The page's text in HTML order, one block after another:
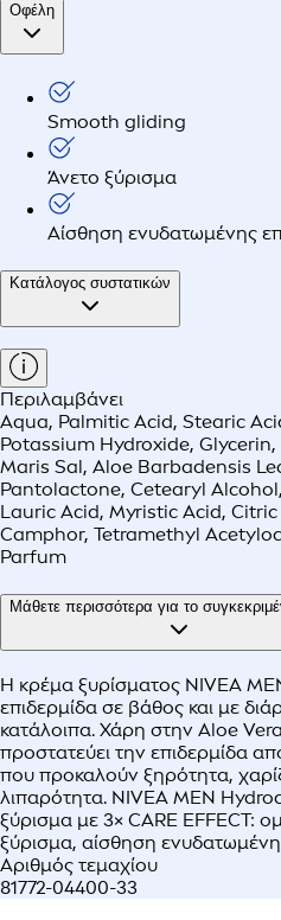
Οφέλη
Smooth gliding
Άνετο ξύρισμα
Αίσθηση ενυδατωμένης
Κατάλογος συστατικών
Περιλαμβάνει
Aqua, Palmitic Acid, Stearic
Potassium Hydroxide,
Maris Sal, Aloe Barbadensis
Pantolactone, Cetearyl
Lauric Acid, Myristic Acid,
Camphor, Tetramethyl
Parfum
Μάθετε περισσότερα για το
Η κρέμα ξυρίσματος NIVEA
επιδερμίδα σε βάθος και με
κατάλοιπα. Χάρη στην Aloe
προστατεύει την επιδερμίδα
που προκαλούν ξηρότητα,
λιπαρότητα. NIVEA MEN
ξύρισμα με 3× CARE EFFECT:
ξύρισμα, αίσθηση
Αριθμός τεμαχίου
81772-04400-33